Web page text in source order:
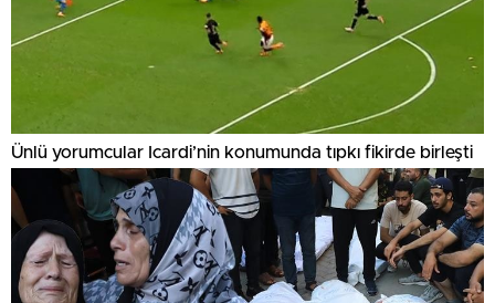
Ünlü yorumcular Icardi’nin konumunda tıpkı fikirde birleşti